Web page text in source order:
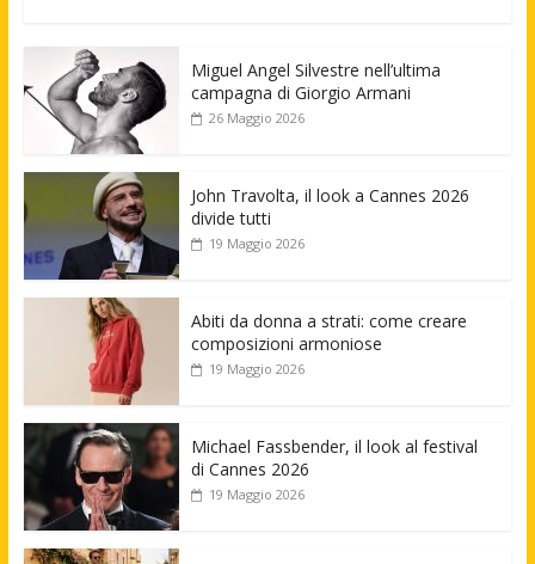
Miguel Angel Silvestre nell’ultima
campagna di Giorgio Armani
26 Maggio 2026
John Travolta, il look a Cannes 2026
divide tutti
19 Maggio 2026
Abiti da donna a strati: come creare
composizioni armoniose
19 Maggio 2026
Michael Fassbender, il look al festival
di Cannes 2026
19 Maggio 2026